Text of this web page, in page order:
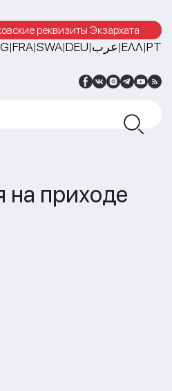
реквизиты Экзархата
|FRA|SWA|DEU|عرب|ΕΛΛ|PT
приходе